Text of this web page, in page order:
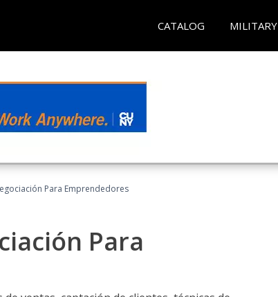
CATALOG MILITARY
Para Emprendedores
Para